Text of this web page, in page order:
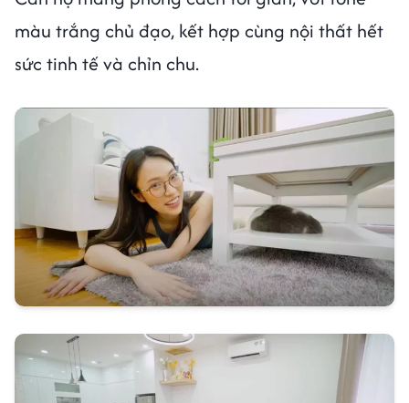
màu trắng chủ đạo, kết hợp cùng nội thất hết
sức tinh tế và chỉn chu.